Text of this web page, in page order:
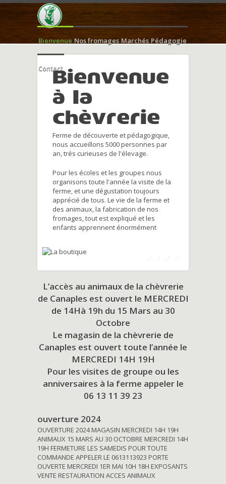
Bienvenue Nos fromages Marchés Pédagogie
ContactBienvenue
à la
chèvrerie
Ferme de découverte et pédagogique,
nous accueillons 5000 personnes par
an, trés curieuses de l'élevage.
Pour les écoles et les groupes nous
organisons toute l'année la visite de la
ferme, et une dégustation toujours
apprécié de tous. Le vie de la ferme et
des animaux, la fabrication de nos
fromages, tout est expliqué et les
enfants apprennent énormément
L’accès au animaux de la chèvrerie
de Canaples est ouvert le MERCREDI
de 14Hà 19h du 15 Mars au 30
Octobre
Le magasin de la chèvrerie de
Canaples est ouvert toute l’année le
MERCREDI 14H 19H
Pour les visites de groupe ou les
anniversaires à la ferme appeler le
06 13 11 39 23
ouverture 2024
OUVERTURE 2024 MAGASIN MERCREDI 14H 19H
ANIMAUX 15 MARS AU 30 OCTOBRE MERCREDI 14H
19H FERMETURE LES SAMEDIS POUR TOUTE
COMMANDE APPELER LE 0613113923 PORTE
OUVERTE MERCREDI 1ER MAI 10H 18H EXPOSANTS
VENTE RESTAURATION ACCES ANIMAUX